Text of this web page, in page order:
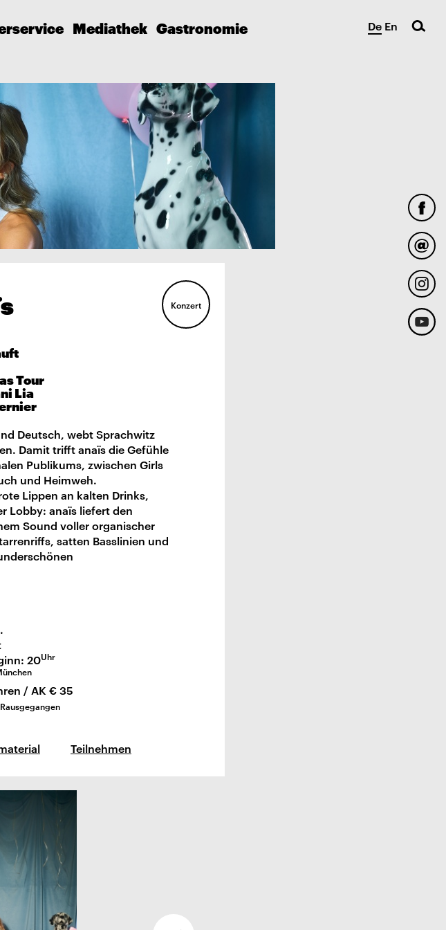
De En
Mediathek Gastronomie
Konzert
Tour
Lia
Deutsch, webt Sprachwitz
Damit trifft anaïs die Gefühle
Publikums, zwischen Girls
und Heimweh.
Lippen an kalten Drinks,
Lobby: anaïs liefert den
Sound voller organischer
satten Basslinien und
20Uhr
/ AK € 35
Teilnehmen